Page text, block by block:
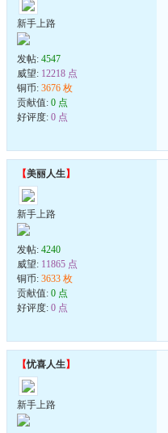
新手上路
发帖: 4547
威望: 12218 点
铜币: 3676 枚
贡献值: 0 点
好评度: 0 点
【美丽人生】
新手上路
发帖: 4240
威望: 11865 点
铜币: 3633 枚
贡献值: 0 点
好评度: 0 点
【忧喜人生】
新手上路